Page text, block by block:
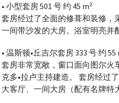
• 小型套房 501 号 约 45 m²
套房经过了全面的修葺和装修，
一间带沙发的大房。浴室明亮并
• 温斯顿•丘吉尔套房 333 号 约 55
套房非常宽敞，窗口面向图尔火
克多•拉卢主持建造。 套房经过
大客厅、一间大房（配有名牌特